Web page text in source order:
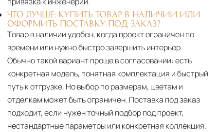
ЧТО ЛУЧШЕ: КУПИТЬ ТОВАР В НАЛИЧИИ ИЛИ
ОФОРМИТЬ ПОСТАВКУ ПОД ЗАКАЗ?
Товар в наличии удобен, когда проект ограничен по
времени или нужно быстро завершить интерьер.
Обычно такой вариант проще в согласовании: есть
конкретная модель, понятная комплектация и быстрый
путь к отгрузке. Но выбор по размерам, цветам и
отделкам может быть ограничен. Поставка под заказ
подходит, если нужен точный подбор под проект,
нестандартные параметры или конкретная коллекция.